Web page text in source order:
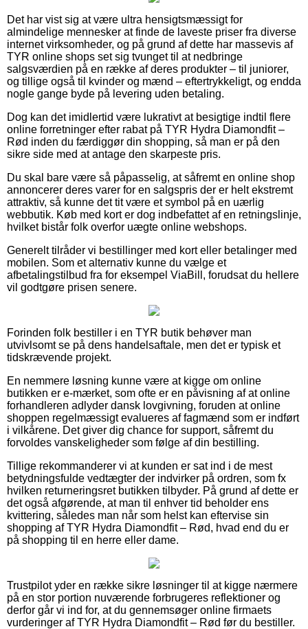
Det har vist sig at være ultra hensigtsmæssigt for
almindelige mennesker at finde de laveste priser fra diverse
internet virksomheder, og på grund af dette har massevis af
TYR online shops set sig tvunget til at nedbringe
salgsværdien på en række af deres produkter – til juniorer,
og tillige også til kvinder og mænd – eftertrykkeligt, og endda
nogle gange byde på levering uden betaling.
Dog kan det imidlertid være lukrativt at besigtige indtil flere
online forretninger efter rabat på TYR Hydra Diamondfit –
Rød inden du færdiggør din shopping, så man er på den
sikre side med at antage den skarpeste pris.
Du skal bare være så påpasselig, at såfremt en online shop
annoncerer deres varer for en salgspris der er helt ekstremt
attraktiv, så kunne det tit være et symbol på en uærlig
webbutik. Køb med kort er dog indbefattet af en retningslinje,
hvilket bistår folk overfor uægte online webshops.
Generelt tilråder vi bestillinger med kort eller betalinger med
mobilen. Som et alternativ kunne du vælge et
afbetalingstilbud fra for eksempel ViaBill, forudsat du hellere
vil godtgøre prisen senere.
Forinden folk bestiller i en TYR butik behøver man
utvivlsomt se på dens handelsaftale, men det er typisk et
tidskrævende projekt.
En nemmere løsning kunne være at kigge om online
butikken er e-mærket, som ofte er en påvisning af at online
forhandleren adlyder dansk lovgivning, foruden at online
shoppen regelmæssigt evalueres af fagmænd som er indført
i vilkårene. Det giver dig chance for support, såfremt du
forvoldes vanskeligheder som følge af din bestilling.
Tillige rekommanderer vi at kunden er sat ind i de mest
betydningsfulde vedtægter der indvirker på ordren, som fx
hvilken returneringsret butikken tilbyder. På grund af dette er
det også afgørende, at man til enhver tid beholder ens
kvittering, således man når som helst kan eftervise sin
shopping af TYR Hydra Diamondfit – Rød, hvad end du er
på shopping til en herre eller dame.
Trustpilot yder en række sikre løsninger til at kigge nærmere
på en stor portion nuværende forbrugeres reflektioner og
derfor går vi ind for, at du gennemsøger online firmaets
vurderinger af TYR Hydra Diamondfit – Rød før du bestiller.